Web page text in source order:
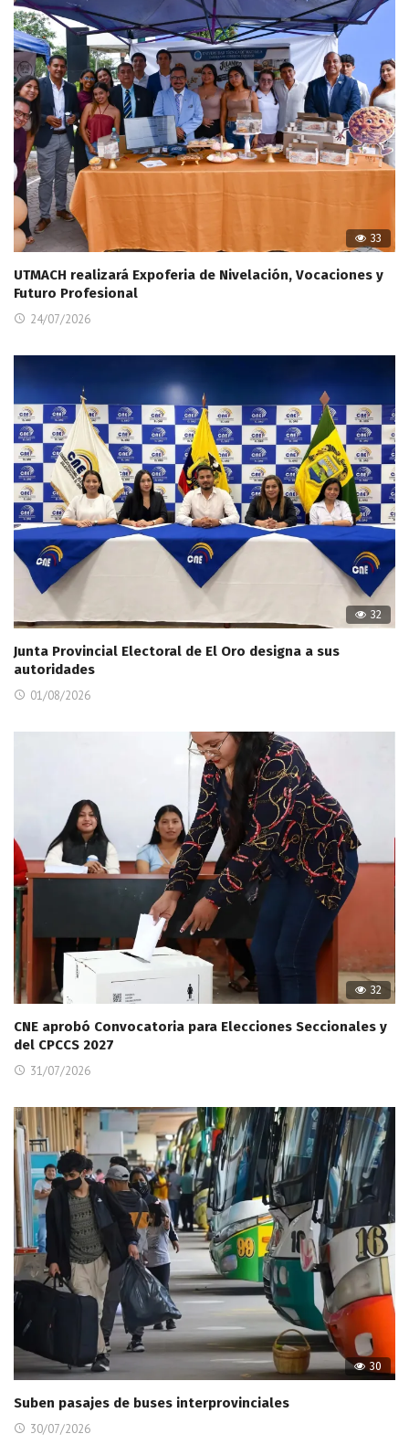
33
UTMACH realizará Expoferia de Nivelación, Vocaciones y
Futuro Profesional
24/07/2026
32
Junta Provincial Electoral de El Oro designa a sus
autoridades
01/08/2026
32
CNE aprobó Convocatoria para Elecciones Seccionales y
del CPCCS 2027
31/07/2026
30
Suben pasajes de buses interprovinciales
30/07/2026